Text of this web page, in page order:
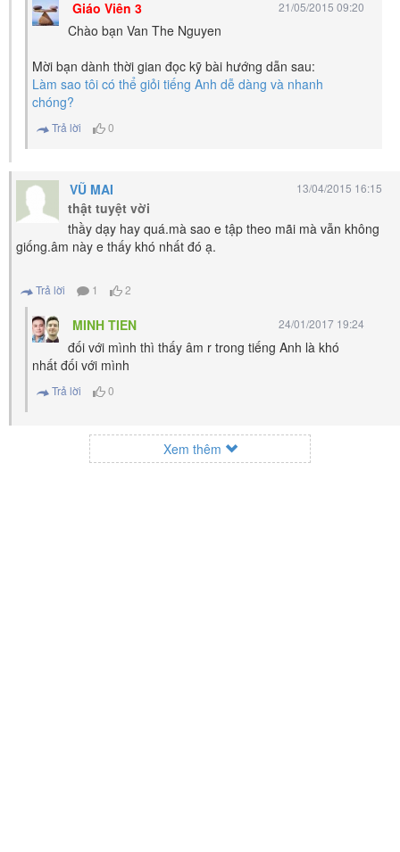
Giáo Viên 3 21/05/2015 09:20
Chào bạn Van The Nguyen
Mời bạn dành thời gian đọc kỹ bài hướng dẫn sau:
Làm sao tôi có thể giỏi tiếng Anh dễ dàng và nhanh
chóng?
Trả lời 0
VŨ MAI 13/04/2015 16:15
thật tuyệt vời
thầy dạy hay quá.mà sao e tập theo mãi mà vẫn không
giống.âm này e thấy khó nhất đó ạ.
Trả lời 1 2
MINH TIEN 24/01/2017 19:24
đối với mình thì thấy âm r trong tiếng Anh là khó
nhất đối với mình
Trả lời 0
Xem thêm